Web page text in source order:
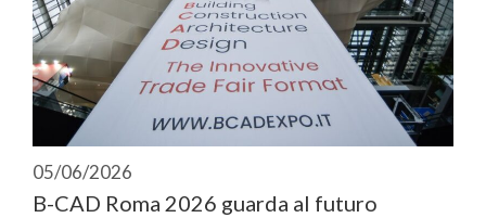
05/06/2026
B-CAD Roma 2026 guarda al futuro